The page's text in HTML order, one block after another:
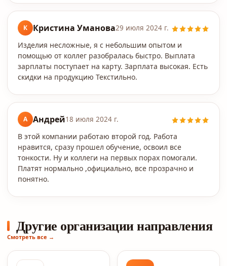
К Кристина Уманова29 июля 2024 г.
Изделия несложные, я с небольшим опытом и
помощью от коллег разобралась быстро. Выплата
зарплаты поступает на карту. Зарплата высокая. Есть
скидки на продукцию Текстильно.
А Андрей18 июля 2024 г.
В этой компании работаю второй год. Работа
нравится, сразу прошел обучение, освоил все
тонкости. Ну и коллеги на первых порах помогали.
Платят нормально ,официально, все прозрачно и
понятно.
Другие организации направления
Смотреть все →